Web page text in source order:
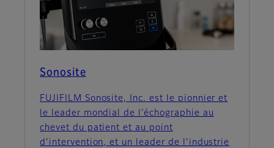
Sonosite
FUJIFILM Sonosite, Inc. est le pionnier et
le leader mondial de l’échographie au
chevet du patient et au point
d’intervention, et un leader de l’industrie